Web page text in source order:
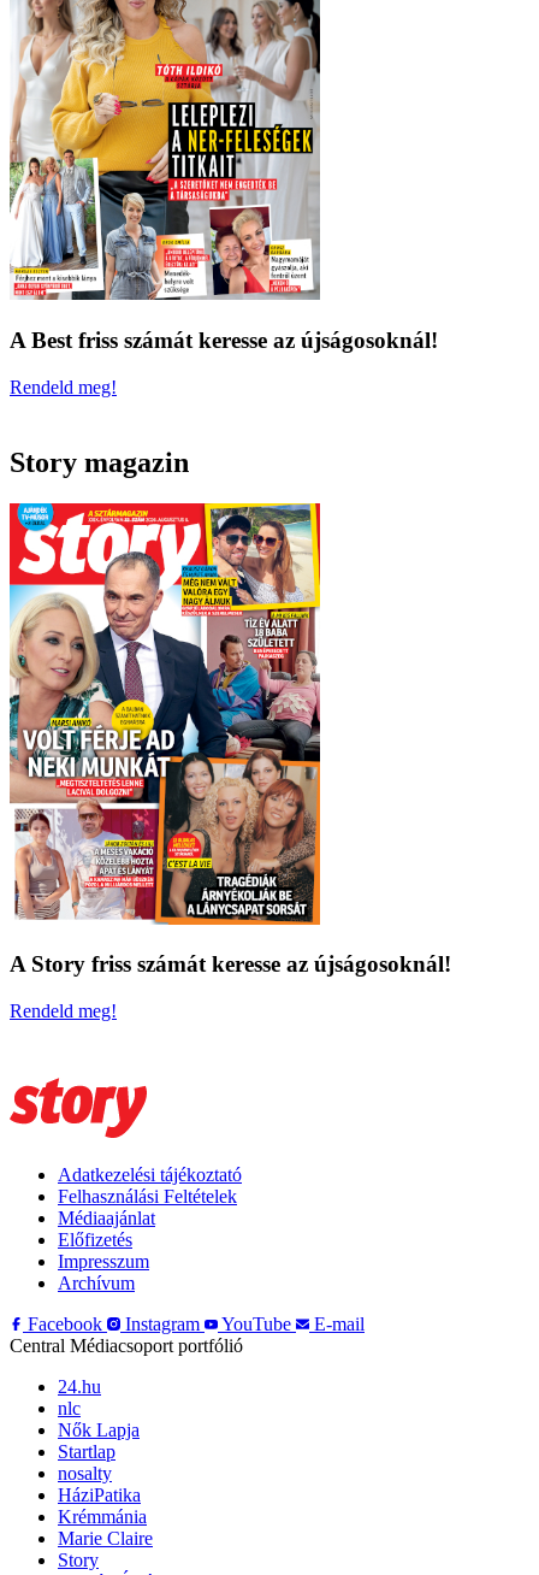
A Best friss számát keresse az újságosoknál!
Rendeld meg!
Story magazin
A Story friss számát keresse az újságosoknál!
Rendeld meg!
Adatkezelési tájékoztató
Felhasználási Feltételek
Médiaajánlat
Előfizetés
Impresszum
Archívum
Facebook
Instagram YouTube
E-mail
Central Médiacsoport portfólió
24.hu
nlc
Nők Lapja
Startlap
nosalty
HáziPatika
Krémmánia
Marie Claire
Story